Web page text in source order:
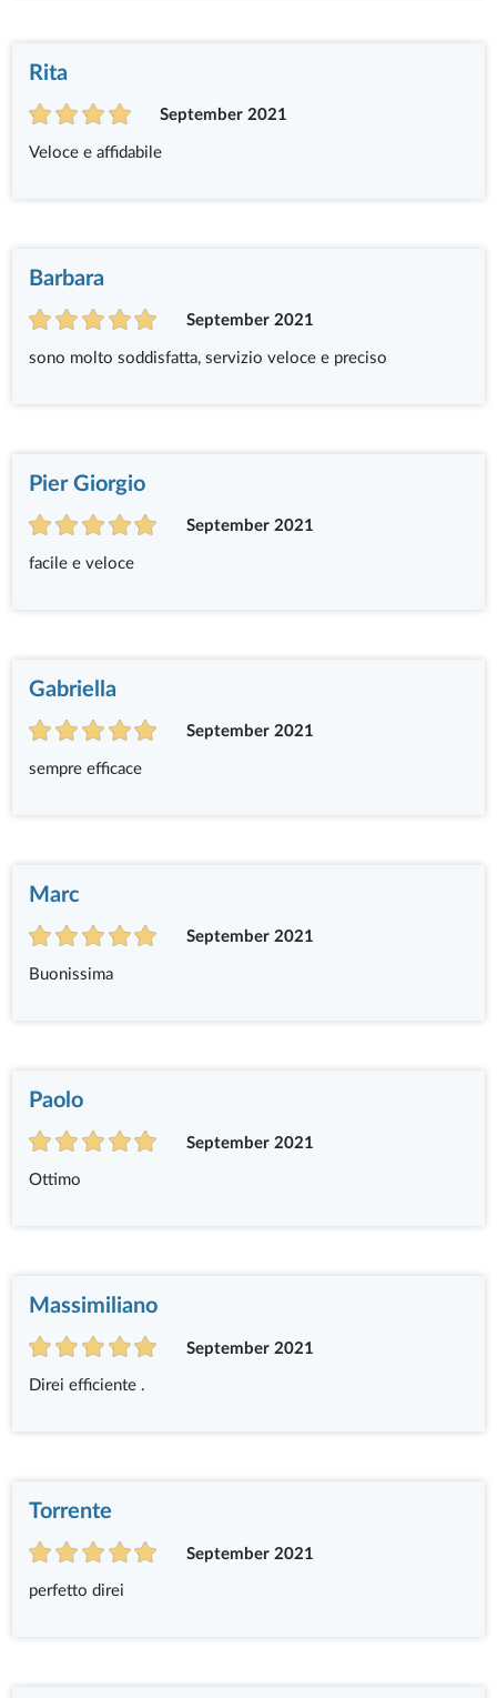
Rita
September 2021
Veloce e affidabile
Barbara
September 2021
sono molto soddisfatta, servizio veloce e preciso
Pier Giorgio
September 2021
facile e veloce
Gabriella
September 2021
sempre efficace
Marc
September 2021
Buonissima
Paolo
September 2021
Ottimo
Massimiliano
September 2021
Direi efficiente .
Torrente
September 2021
perfetto direi